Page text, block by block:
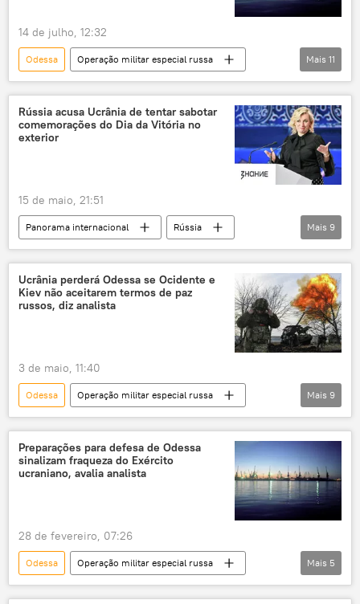
antiartilharia
Ministério da Defesa
Forças Armadas da Ucrânia
Himars
Grad
Defesa
14 de julho, 12:32
Odessa
Operação militar especial russa
Rússia
Ucrânia
OTAN
Romênia
porto
infraestrutura
bloqueio
isolamento
produção
Mais 11
Rússia acusa Ucrânia de tentar sabotar
comemorações do Dia da Vitória no
exterior
15 de maio, 21:51
Panorama internacional
Rússia
Europa
Maria Zakharova
Vladimir Zelensky
Ucrânia
Ministério das Relações Exteriores
Kiev
Mais 9
Ucrânia perderá Odessa se Ocidente e
Kiev não aceitarem termos de paz
russos, diz analista
3 de maio, 11:40
Odessa
Operação militar especial russa
Rússia
Europa
Vladimir Putin
Ucrânia
Ocidente
Organização do Tratado do Atlântico Norte
Mais 9
Preparações para defesa de Odessa
sinalizam fraqueza do Exército
ucraniano, avalia analista
28 de fevereiro, 07:26
Odessa
Operação militar especial russa
Rússia
Alexander Mercouris
Mais 5